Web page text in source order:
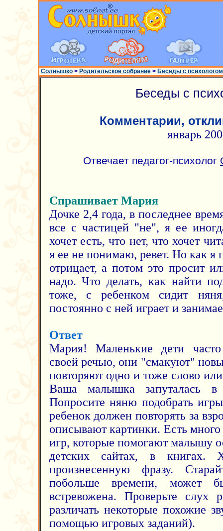
Солнышко> Родительское собрание> Беседы с психологом
Беседы с
Комментарии,
январь
Отвечает педагог-психолог
Спрашивает Мария
Дочке 2,4 года, в последнее
все с частицей "не", я ее
хочет есть, что нет, что хочет
я ее не понимаю, ревет. Но как я
отрицает, а потом это просит
надо. Что делать, как найти
тоже, с ребенком сидит
постоянно с ней играет и
Ответ
Мария! Маленькие дети
своей речью, они "смакуют"
повторяют одно и тоже слово
Ваша малышка запуталась в
Попросите няню подобрать
ребенок должен повторять за
описывают картинки. Есть
игр, которые помогают малышу
детских сайтах, в книгах.
произнесенную фразу.
побольше времени, может
встревожена. Проверьте слух
различать некоторые похожие
помощью игровых заданий).